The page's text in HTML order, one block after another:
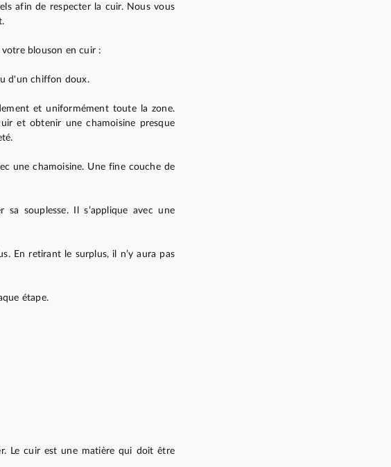
afin de respecter la cuir. Nous vous
blouson en cuir :
d'un chiffon doux.
et uniformément toute la zone.
et obtenir une chamoisine presque
une chamoisine. Une fine couche de
souplesse. Il s’applique avec une
En retirant le surplus, il n’y aura pas
étape.
Le cuir est une matière qui doit être